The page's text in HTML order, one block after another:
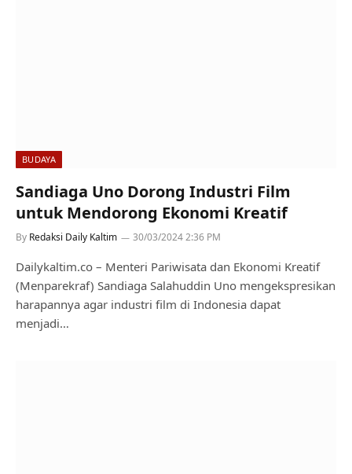
BUDAYA
Sandiaga Uno Dorong Industri Film
untuk Mendorong Ekonomi Kreatif
By Redaksi Daily Kaltim 30/03/2024 2:36 PM
Dailykaltim.co – Menteri Pariwisata dan Ekonomi Kreatif
(Menparekraf) Sandiaga Salahuddin Uno mengekspresikan
harapannya agar industri film di Indonesia dapat
menjadi…